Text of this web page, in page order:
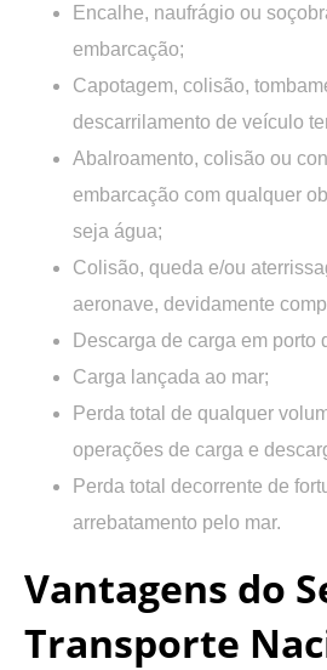
Encalhe, naufrágio ou
embarcação;
Capotagem, colisão,
descarrilamento de veículo
Abalroamento, colisão ou
embarcação com qualquer
seja água;
Colisão, queda e/ou
aeronave, devidamente
Descarga de carga em porto
Carga lançada ao mar;
Perda total de qualquer
operações de carga e
Perda total decorrente de
arrebatamento pelo mar.
Vantagens do
Transporte